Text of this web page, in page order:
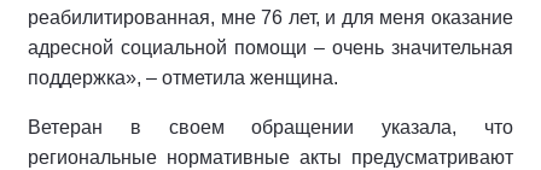
реабилитированная, мне 76 лет, и для меня оказание
адресной социальной помощи – очень значительная
поддержка», – отметила женщина.
Ветеран в своем обращении указала, что
региональные нормативные акты предусматривают